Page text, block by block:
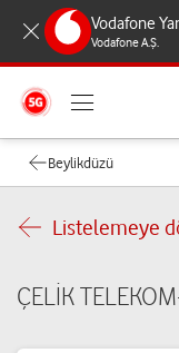
Vodafone
Vodafone A.Ş.
Beylikdüzü
Listelemeye
ÇELİK